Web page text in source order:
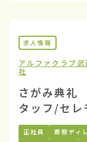
求人情報
アルファクラブ
社
さがみ典礼
タッフ/セレ
正社員
葬祭ディ